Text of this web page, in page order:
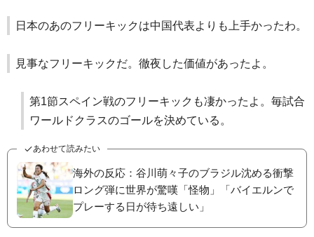
日本のあのフリーキックは中国代表よりも上手かったわ。
見事なフリーキックだ。徹夜した価値があったよ。
第1節スペイン戦のフリーキックも凄かったよ。毎試合
ワールドクラスのゴールを決めている。
あわせて読みたい
海外の反応：谷川萌々子のブラジル沈める衝撃
ロング弾に世界が驚嘆「怪物」「バイエルンで
プレーする日が待ち遠しい」